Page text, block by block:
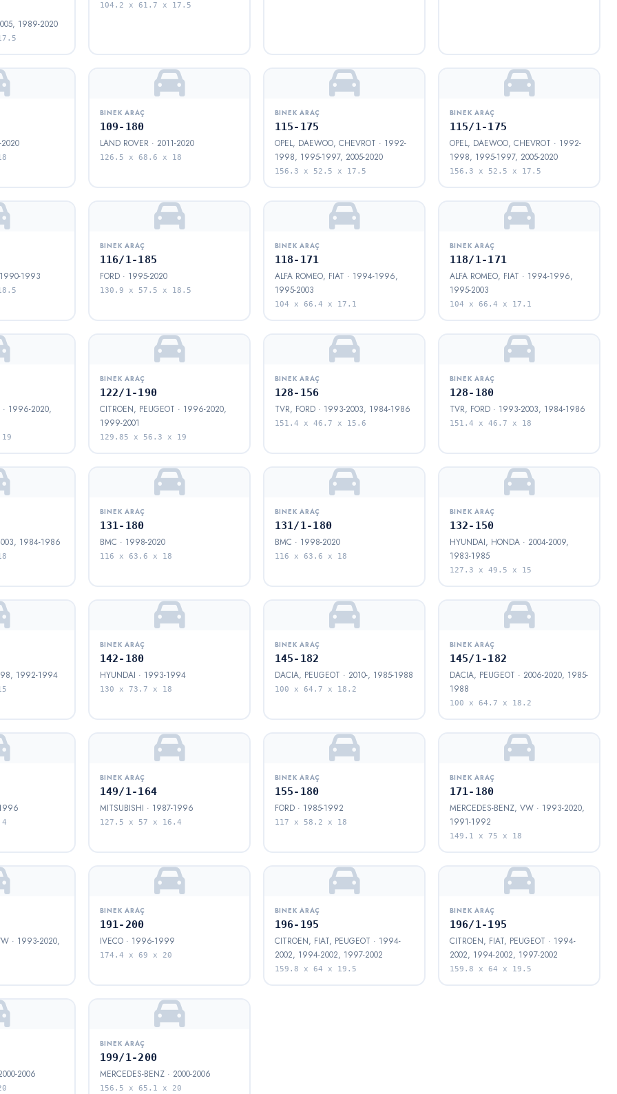
1989-2020
104.2 x 61.7 x 17.5
BINEK ARAÇ
109-180
LAND ROVER · 2011-2020
126.5 x 68.6 x 18
BINEK ARAÇ
115-175
OPEL, DAEWOO, CHEVROT · 1992-
1998, 1995-1997, 2005-2020
156.3 x 52.5 x 17.5
BINEK ARAÇ
115/1-175
OPEL, DAEWOO, CHEVROT · 1992-
1998, 1995-1997, 2005-2020
156.3 x 52.5 x 17.5
1993
BINEK ARAÇ
116/1-185
FORD · 1995-2020
130.9 x 57.5 x 18.5
BINEK ARAÇ
118-171
ALFA ROMEO, FIAT · 1994-1996,
1995-2003
104 x 66.4 x 17.1
BINEK ARAÇ
118/1-171
ALFA ROMEO, FIAT · 1994-1996,
1995-2003
104 x 66.4 x 17.1
· 1996-2020,
BINEK ARAÇ
122/1-190
CITROEN, PEUGEOT · 1996-2020,
1999-2001
129.85 x 56.3 x 19
BINEK ARAÇ
128-156
TVR, FORD · 1993-2003, 1984-1986
151.4 x 46.7 x 15.6
BINEK ARAÇ
128-180
TVR, FORD · 1993-2003, 1984-1986
151.4 x 46.7 x 18
1984-1986
BINEK ARAÇ
131-180
BMC · 1998-2020
116 x 63.6 x 18
BINEK ARAÇ
131/1-180
BMC · 1998-2020
116 x 63.6 x 18
BINEK ARAÇ
132-150
HYUNDAI, HONDA · 2004-2009,
1983-1985
127.3 x 49.5 x 15
1992-1994
BINEK ARAÇ
142-180
HYUNDAI · 1993-1994
130 x 73.7 x 18
BINEK ARAÇ
145-182
DACIA, PEUGEOT · 2010-, 1985-1988
100 x 64.7 x 18.2
BINEK ARAÇ
145/1-182
DACIA, PEUGEOT · 2006-2020, 1985-
1988
100 x 64.7 x 18.2
BINEK ARAÇ
149/1-164
MITSUBISHI · 1987-1996
127.5 x 57 x 16.4
BINEK ARAÇ
155-180
FORD · 1985-1992
117 x 58.2 x 18
BINEK ARAÇ
171-180
MERCEDES-BENZ, VW · 1993-2020,
1991-1992
149.1 x 75 x 18
· 1993-2020,
BINEK ARAÇ
191-200
IVECO · 1996-1999
174.4 x 69 x 20
BINEK ARAÇ
196-195
CITROEN, FIAT, PEUGEOT · 1994-
2002, 1994-2002, 1997-2002
159.8 x 64 x 19.5
BINEK ARAÇ
196/1-195
CITROEN, FIAT, PEUGEOT · 1994-
2002, 1994-2002, 1997-2002
159.8 x 64 x 19.5
2006
BINEK ARAÇ
199/1-200
MERCEDES-BENZ · 2000-2006
156.5 x 65.1 x 20